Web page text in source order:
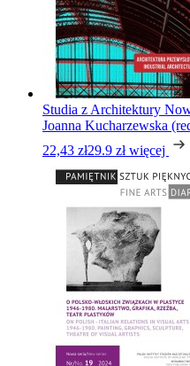
Studia z Architektury
Joanna Kucharzewska
22,43 zł29.9 zł więcej